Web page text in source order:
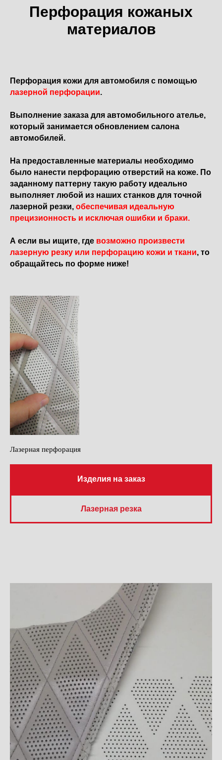
Перфорация кожаных
материалов
Перфорация кожи для автомобиля с помощью
лазерной перфорации.
Выполнение заказа для автомобильного ателье,
который занимается обновлением салона
автомобилей.
На предоставленные материалы необходимо
было нанести перфорацию отверстий на коже. По
заданному паттерну такую работу идеально
выполняет любой из наших станков для точной
лазерной резки, обеспечивая идеальную
прецизионность и исключая ошибки и браки.
А если вы ищите, где возможно произвести
лазерную резку или перфорацию кожи и ткани, то
обращайтесь по форме ниже!
Лазерная перфорация
Изделия на заказ
Лазерная резка